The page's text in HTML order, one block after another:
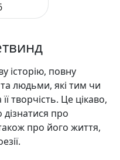
історію, повну
людьми, які тим чи
творчість. Це цікаво,
про
про його життя,